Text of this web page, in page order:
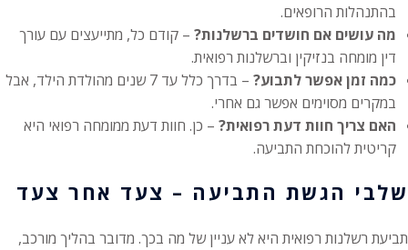
בהתנהלות הרופאים.
מה עושים אם חושדים ברשלנות? – קודם כל, מתייעצים עם עורך
דין מומחה בנזיקין וברשלנות רפואית.
כמה זמן אפשר לתבוע?
– בדרך כלל עד 7 שנים מהולדת הילד, אבל
במקרים מסוימים אפשר גם אחרי.
האם צריך חוות דעת רפואית? – כן. חוות דעת ממומחה רפואי היא
קריטית להוכחת התביעה.
שלבי הגשת התביעה – צעד אחר צעד
תביעת רשלנות רפואית היא לא עניין של מה בכך. מדובר בהליך מורכב,